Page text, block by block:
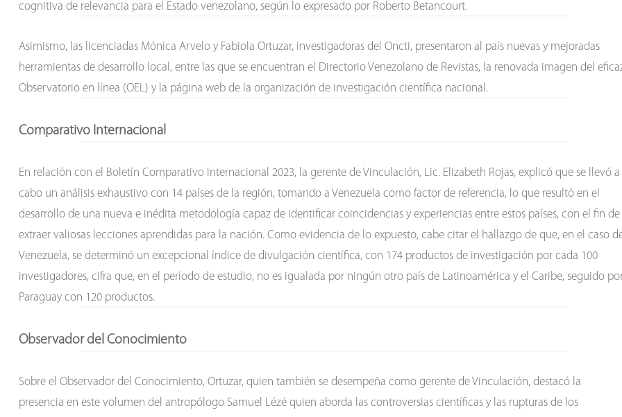
cognitiva de relevancia para el Estado venezolano, según lo expresado por Roberto Betancourt.
Asimismo, las licenciadas Mónica Arvelo y Fabiola Ortuzar, investigadoras del Oncti, presentaron al país nuevas y mejoradas
herramientas de desarrollo local, entre las que se encuentran el Directorio Venezolano de Revistas, la renovada imagen del
Observatorio en línea (OEL) y la página web de la organización de investigación científica nacional.
Comparativo Internacional
En relación con el Boletín Comparativo Internacional 2023, la gerente de Vinculación, Lic. Elizabeth Rojas, explicó que se llevó a
cabo un análisis exhaustivo con 14 países de la región, tomando a Venezuela como factor de referencia, lo que resultó en el
desarrollo de una nueva e inédita metodología capaz de identificar coincidencias y experiencias entre estos países, con el fin de
extraer valiosas lecciones aprendidas para la nación. Como evidencia de lo expuesto, cabe citar el hallazgo de que, en el caso
Venezuela, se determinó un excepcional índice de divulgación científica, con 174 productos de investigación por cada 100
investigadores, cifra que, en el período de estudio, no es igualada por ningún otro país de Latinoamérica y el Caribe, seguido
Paraguay con 120 productos.
Observador del Conocimiento
Sobre el Observador del Conocimiento, Ortuzar, quien también se desempeña como gerente de Vinculación, destacó la
presencia en este volumen del antropólogo Samuel Lézé quien aborda las controversias científicas y las rupturas de los